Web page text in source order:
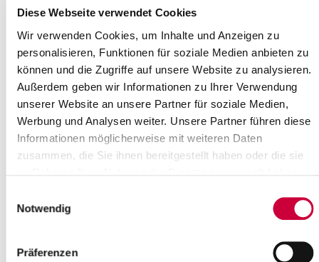
Diese Webseite verwendet Cookies
Wir verwenden Cookies, um Inhalte und Anzeigen zu
personalisieren, Funktionen für soziale Medien anbieten zu
können und die Zugriffe auf unsere Website zu analysieren.
Außerdem geben wir Informationen zu Ihrer Verwendung
unserer Website an unsere Partner für soziale Medien,
Werbung und Analysen weiter. Unsere Partner führen diese
Informationen möglicherweise mit weiteren Daten
zusammen, die Sie ihnen bereitgestellt haben oder die sie
Notwendig
Präferenzen
Ev.-Luth. Kirchengemeinde Kellinghusen, Lindenstraße 2
,Kellinghusen
Category:
Gottesdienste , Kirche
Source
Ev.-Luth. Kirchengemeinde Kellinghusen
Lindenstraße 2
Phone: +49 4822 2025
Back to selection
+